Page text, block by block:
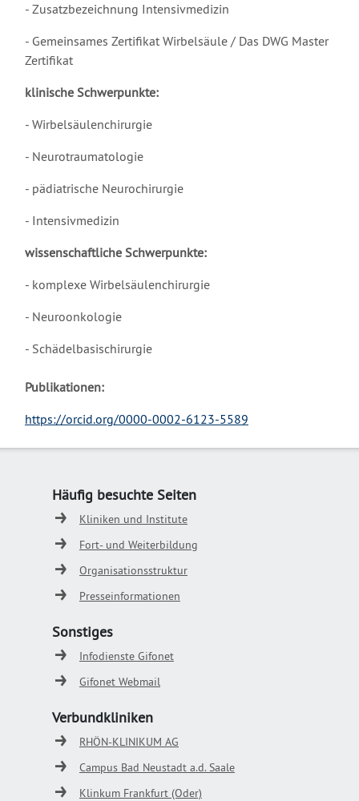
- Zusatzbezeichnung Intensivmedizin
- Gemeinsames Zertifikat Wirbelsäule / Das DWG Master
Zertifikat
klinische Schwerpunkte:
- Wirbelsäulenchirurgie
- Neurotraumatologie
- pädiatrische Neurochirurgie
- Intensivmedizin
wissenschaftliche Schwerpunkte:
- komplexe Wirbelsäulenchirurgie
- Neuroonkologie
- Schädelbasischirurgie
Publikationen:
https://orcid.org/0000-0002-6123-5589
Häufig besuchte Seiten
Kliniken und Institute
Fort- und Weiterbildung
Organisationsstruktur
Presseinformationen
Sonstiges
Infodienste Gifonet
Gifonet Webmail
Verbundkliniken
RHÖN-KLINIKUM AG
Campus Bad Neustadt a.d. Saale
Klinkum Frankfurt (Oder)